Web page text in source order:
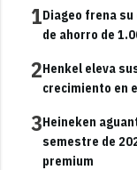
1Diageo frena
de ahorro de
2Henkel eleva
crecimiento en
3Heineken
semestre de
premium